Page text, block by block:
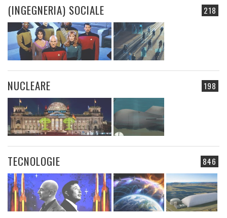
218
(INGEGNERIA) SOCIALE
198
NUCLEARE
846
TECNOLOGIE